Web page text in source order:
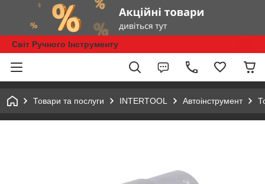
Світ Ручного Інструменту
Товари та послуги INTERTOOL Автоінструмент